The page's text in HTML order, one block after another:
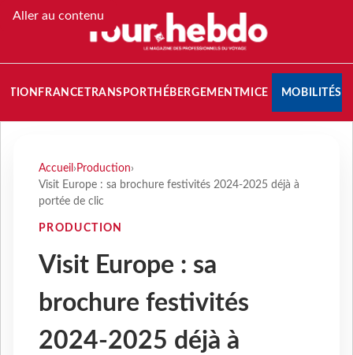
Aller au contenu
FRANCETRANSPORT HÉBERGEMENTMICE MOBILITÉS
Accueil › Production›
Visit Europe : sa brochure festivités 2024-2025 déjà à
portée de clic
PRODUCTION
Visit Europe : sa
brochure festivités
2024-2025 déjà à